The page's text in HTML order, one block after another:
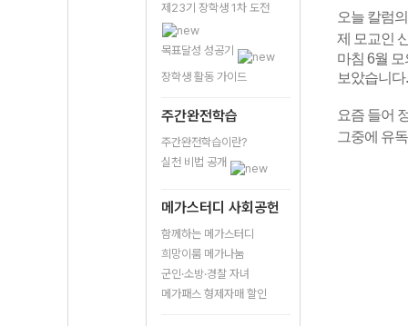
제23기 장학생 1차 도전
목표달성 성공기
장학생 활동 가이드
주간완전학습
주간완전학습이란?
실천 비법 공개
메가스터디 사회공헌
함께하는 메가스터디
희망이룸 메가나눔
군인·소방·경찰 자녀
메가패스 형제자매 할인
오늘 칼럼
제 모교인
마침 6월
보았습니다.
요즘 들어
그중에 유